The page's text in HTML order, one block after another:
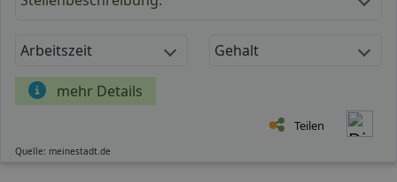
Arbeitszeit Gehalt
mehr Details
Teilen
Quelle: meinestadt.de